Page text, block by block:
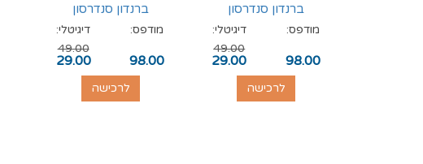
ברנדון סנדרסון
מודפס:
98.00
דיגיטלי:
49.00
29.00
לרכישה
ברנדון סנדרסון
מודפס:
98.00
דיגיטלי:
49.00
29.00
לרכישה